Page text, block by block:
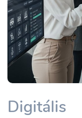
Digitális